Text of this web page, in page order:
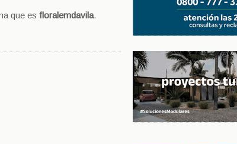
que es floralemdavila.